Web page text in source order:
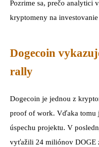
Pozrime sa, prečo analytici
kryptomeny na
Dogecoin
rally
Dogecoin je jednou z
proof of work. Vďaka tomu
úspechu projektu. V
vyťažili 24 miliónov DOGE